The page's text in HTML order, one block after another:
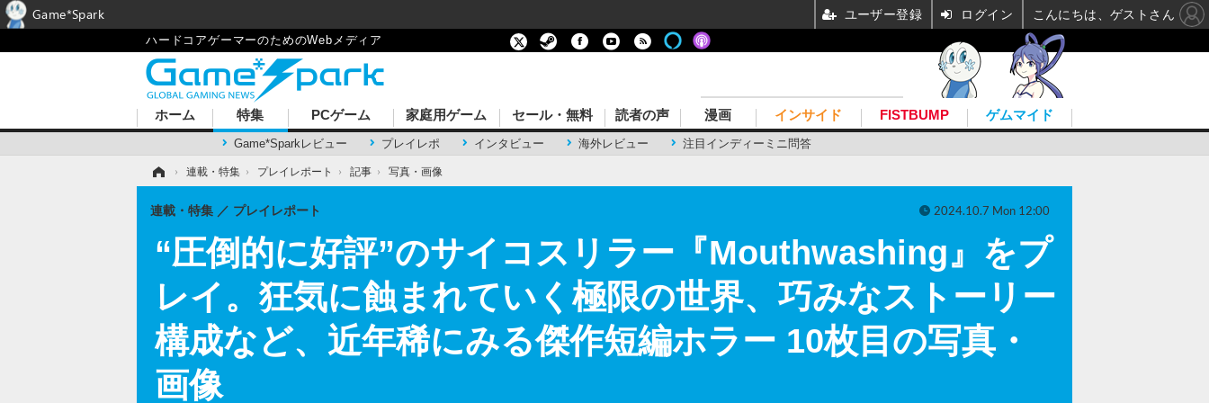
ハードコアゲーマーのためのWebメディア
ホーム 特集
Game*Sparkレビュー プレイレポ インタビュー 海外レビュー 注目インディーミニ問答
PCゲーム 家庭用ゲーム セール・無料 読者の声 漫画 インサイド FISTBUMP ゲムマイド
› 連載・特集 › プレイレポート › 記事 › 写真・画像
“圧倒的に好評”のサイコスリラー『Mouthwashing』をプ
レイ。狂気に蝕まれていく極限の世界、巧みなストーリー
構成など、近年稀にみる傑作短編ホラー 10枚目の写真・
画像
連載・特集 プレイレポート 2024.10.7 Mon 12:00
Game*Spark ユーザー登録 ログイン こんにちは、ゲストさん